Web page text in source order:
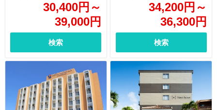
30,400円 ～
39,000円
検索
34,200円 ～
36,300円
検索